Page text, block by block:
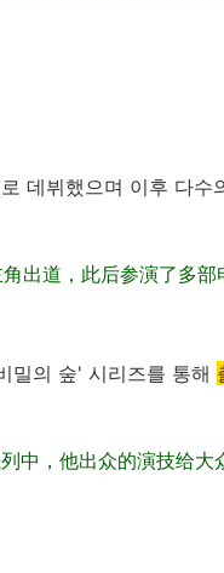
데뷔했으며 이후 다수
出道，此后参演了多
밀의 숲' 시리즈를 통해
中，他出众的演技给大